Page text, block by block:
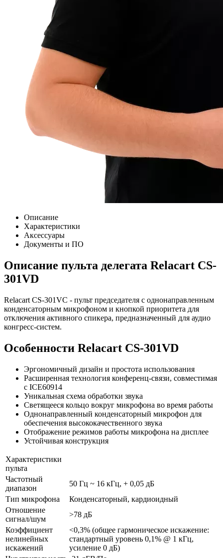
Описание
Характеристики
Аксессуары
Документы и ПО
Описание пульта делегата Relacart CS-
301VD
Relacart CS-301VC - пульт председателя с однонаправленным
конденсаторным микрофоном и кнопкой приоритета для
отключения активного спикера, предназначенный для аудио
конгресс-систем.
Особенности Relacart CS-301VD
Эргономичный дизайн и простота использования
Расширенная технология конференц-связи, совместимая
с ICE60914
Уникальная схема обработки звука
Светящееся кольцо вокруг микрофона во время работы
Однонаправленный конденсаторный микрофон для
обеспечения высококачественного звука
Отображение режимов работы микрофона на дисплее
Устойчивая конструкция
Характеристики
пульта
Частотный
диапазон
50 Гц ~ 16 кГц, + 0,05 дБ
Тип микрофона
Конденсаторный, кардиоидный
Отношение
сигнал/шум
>78 дБ
Коэффициент
нелинейных
искажений
<0,3% (общее гармоническое искажение:
стандартный уровень 0,1% @ 1 кГц,
усиление 0 дБ)